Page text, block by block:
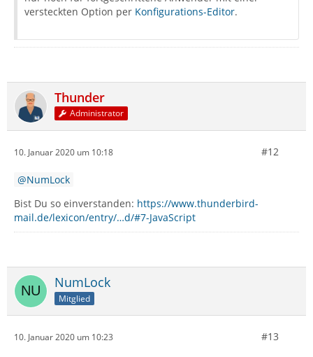
versteckten Option per Konfigurations-Editor.
Thunder
Administrator
10. Januar 2020 um 10:18 #12
NumLock
Bist Du so einverstanden: https://www.thunderbird-
mail.de/lexicon/entry/…d/#7-JavaScript
NumLock
Mitglied
10. Januar 2020 um 10:23 #13